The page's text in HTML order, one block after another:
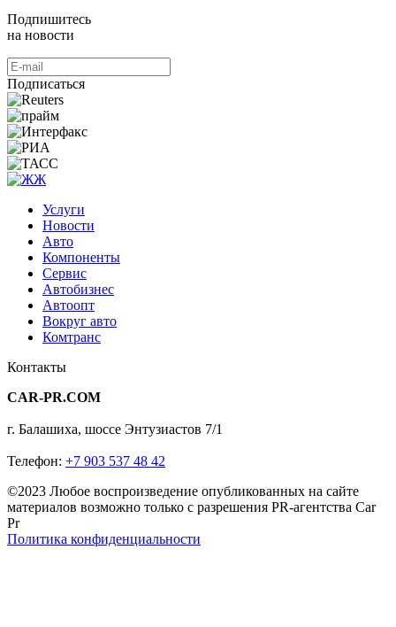
Подпишитесь
на новости
Подписаться
Услуги
Новости
Авто
Компоненты
Сервис
Автобизнес
Автоопт
Вокруг авто
Комтранс
Контакты
CAR-PR.COM
г. Балашиха, шоссе Энтузиастов 7/1
Телефон: +7 903 537 48 42
©2023 Любое воспроизведение опубликованных на сайте
материалов возможно только с разрешения PR-агентства Car
Pr
Политика конфиденциальности